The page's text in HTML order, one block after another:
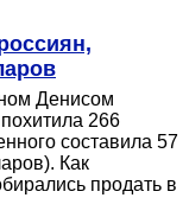
Денисом
266
составила 57
Как
продать в